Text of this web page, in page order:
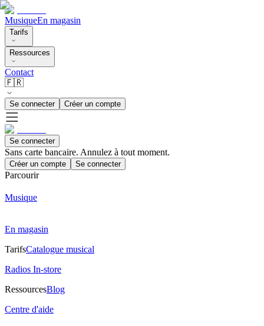
MusiqueEn magasin
Tarifs
Ressources
Contact
🇫🇷
Se connecter Créer un compte
Se connecter
Sans carte bancaire. Annulez à tout moment.
Créer un compte Se connecter
Parcourir
Musique
En magasin
TarifsCatalogue musical
Radios In-store
RessourcesBlog
Centre d'aide